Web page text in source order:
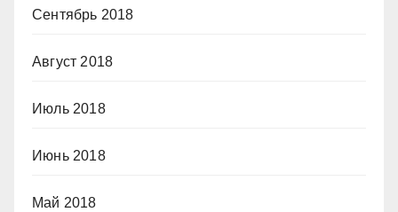
Сентябрь 2018
Август 2018
Июль 2018
Июнь 2018
Май 2018